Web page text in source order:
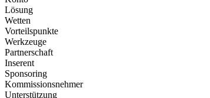
Lösung
Wetten
Vorteilspunkte
Werkzeuge
Partnerschaft
Inserent
Sponsoring
Kommissionsnehmer
Unterstützung